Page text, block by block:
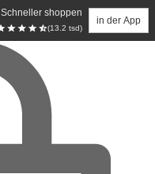
Schneller shoppen
(13.2 tsd)
in der App